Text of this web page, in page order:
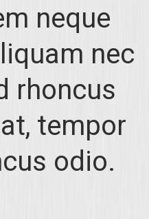
neque
nec
rhoncus
tempor
odio.